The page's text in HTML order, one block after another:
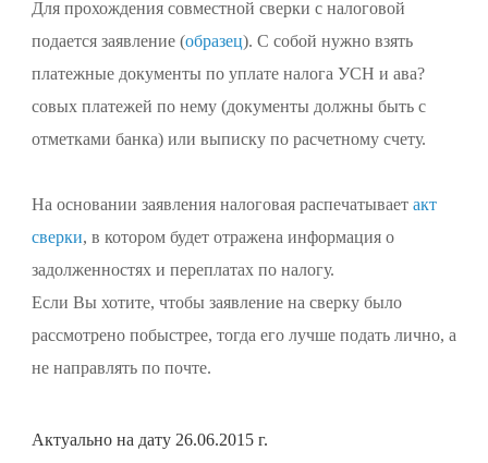
Для прохождения совместной сверки с налоговой
подается заявление (образец). С собой нужно взять
платежные документы по уплате налога УСН и ава?
совых платежей по нему (документы должны быть с
отметками банка) или выписку по расчетному счету.
На основании заявления налоговая распечатывает акт
сверки, в котором будет отражена информация о
задолженностях и переплатах по налогу.
Если Вы хотите, чтобы заявление на сверку было
рассмотрено побыстрее, тогда его лучше подать лично, а
не направлять по почте.
Актуально на дату 26.06.2015 г.